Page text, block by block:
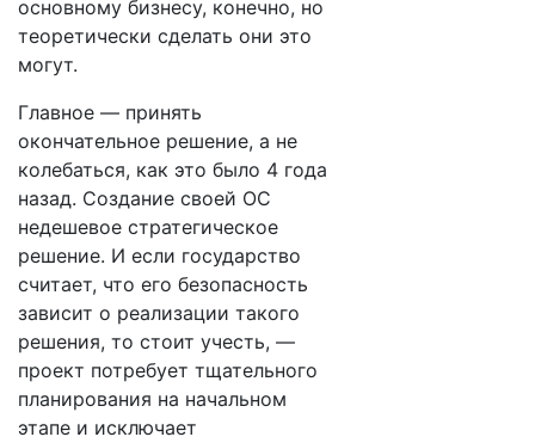
основному бизнесу, конечно, но
теоретически сделать они это
могут.
Главное — принять
окончательное решение, а не
колебаться, как это было 4 года
назад. Создание своей ОС
недешевое стратегическое
решение. И если государство
считает, что его безопасность
зависит о реализации такого
решения, то стоит учесть, —
проект потребует тщательного
планирования на начальном
этапе и исключает